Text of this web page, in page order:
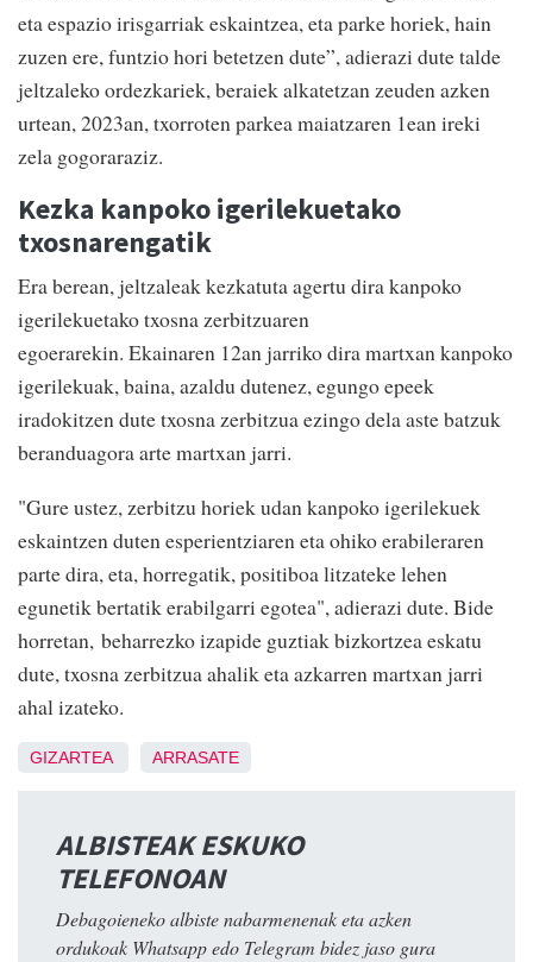
eta espazio irisgarriak eskaintzea, eta parke horiek, hain
zuzen ere, funtzio hori betetzen dute”, adierazi dute talde
jeltzaleko ordezkariek, beraiek alkatetzan zeuden azken
urtean, 2023an, txorroten parkea maiatzaren 1ean ireki
zela gogoraraziz.
Kezka kanpoko igerilekuetako
txosnarengatik
Era berean, jeltzaleak kezkatuta agertu dira kanpoko
igerilekuetako txosna zerbitzuaren
egoerarekin. Ekainaren 12an jarriko dira martxan kanpoko
igerilekuak, baina, azaldu dutenez, egungo epeek
iradokitzen dute txosna zerbitzua ezingo dela aste batzuk
beranduagora arte martxan jarri.
"Gure ustez, zerbitzu horiek udan kanpoko igerilekuek
eskaintzen duten esperientziaren eta ohiko erabileraren
parte dira, eta, horregatik, positiboa litzateke lehen
egunetik bertatik erabilgarri egotea", adierazi dute. Bide
horretan, beharrezko izapide guztiak bizkortzea eskatu
dute, txosna zerbitzua ahalik eta azkarren martxan jarri
ahal izateko.
GIZARTEA ARRASATE
ALBISTEAK ESKUKO
TELEFONOAN
Debagoieneko albiste nabarmenenak eta azken
ordukoak Whatsapp edo Telegram bidez jaso gura